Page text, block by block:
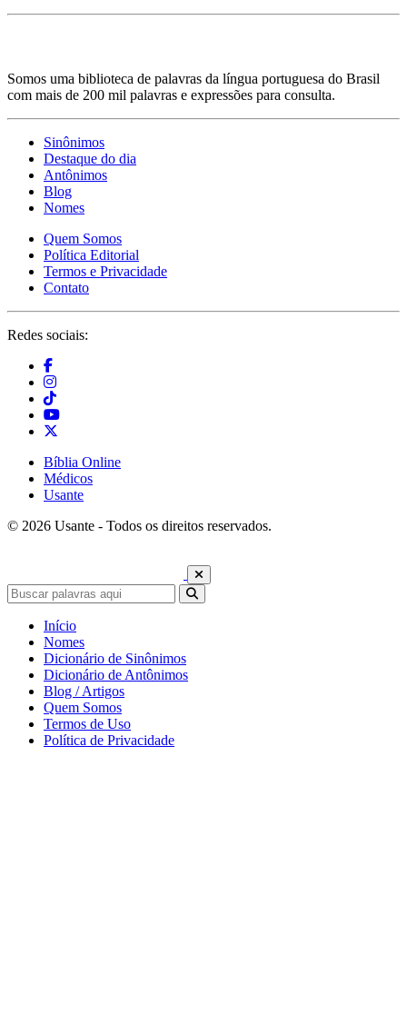
Somos uma biblioteca de palavras da língua portuguesa do Brasil
com mais de 200 mil palavras e expressões para consulta.
Sinônimos
Destaque do dia
Antônimos
Blog
Nomes
Quem Somos
Política Editorial
Termos e Privacidade
Contato
Redes sociais:
Bíblia Online
Médicos
Usante
© 2026 Usante - Todos os direitos reservados.
Início
Nomes
Dicionário de Sinônimos
Dicionário de Antônimos
Blog / Artigos
Quem Somos
Termos de Uso
Política de Privacidade